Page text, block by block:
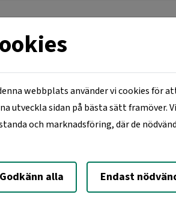
VÅRA ORTER LEDIGT
dig
webbplats använder vi cookies för
utveckla sidan på bästa sätt framöver.
och marknadsföring, där de
Godkänn alla Endast